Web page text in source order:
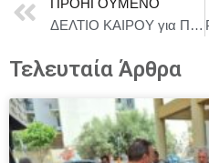
ΔΕΛΤΙΟ ΚΑΙΡΟΥ για Πέμπτη 22/1
Τελευταία Άρθρα